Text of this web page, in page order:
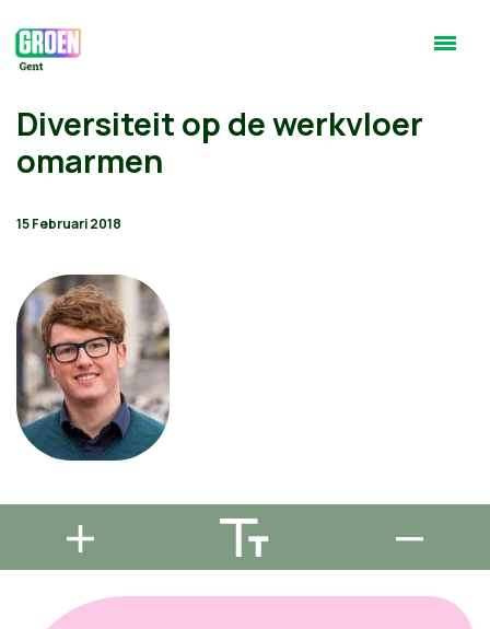
Diversiteit op de werkvloer
omarmen
15 Februari 2018